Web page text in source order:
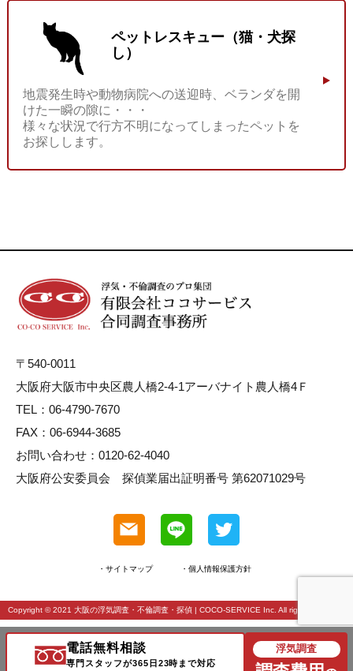
ペットレスキュー（猫・犬探
し）
地震発生時や動物病院への送迎時、ベランダを開
けた一瞬の隙に・・・
様々な状況で行方不明になってしまったペットを
お探しします。
〒540-0011
大阪府大阪市中央区農人橋2-4-1アーバナイト農人橋4Ｆ
TEL：06-4790-7670
FAX：06-6944-3685
お問い合わせ：0120-62-4040
大阪府公安委員会 探偵業届出証明番号 第62071029号
・サイトマップ ・個人情報保護方針
Copyright © 2021 大阪の浮気調査・不倫調査・探偵 | COCO-SERVICE Inc. All rights reserved.
電話無料相談
専門スタッフが365日23時まで対応
浮気調査